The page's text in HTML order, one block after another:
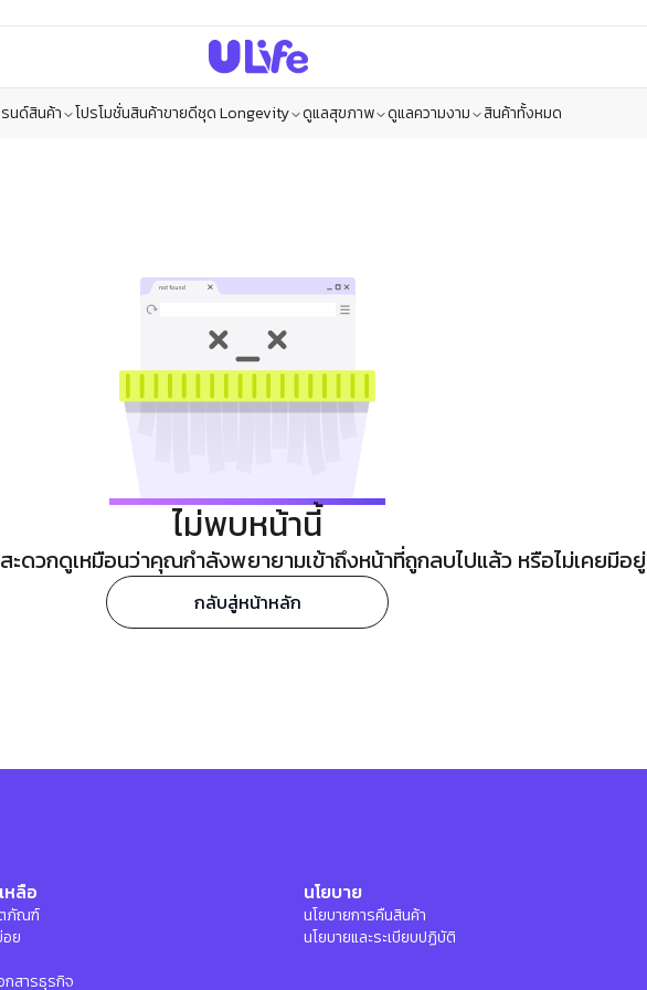
นด์สินค้า โปรโมชั่นสินค้าขายดีชุด Longevity ดูแลสุขภาพ ดูแลความงาม สินค้าทั้งหมด
ไม่พบหน้านี้
ะดวกดูเหมือนว่าคุณกำลังพยายามเข้าถึงหน้าที่ถูกลบไปแล้ว หรือไม่เคยมีอยู่
กลับสู่หน้าหลัก
หลือ
ภัณฑ์
ย
กสารธุรกิจ
นโยบาย
นโยบายการคืนสินค้า
นโยบายและระเบียบปฏิบัติ